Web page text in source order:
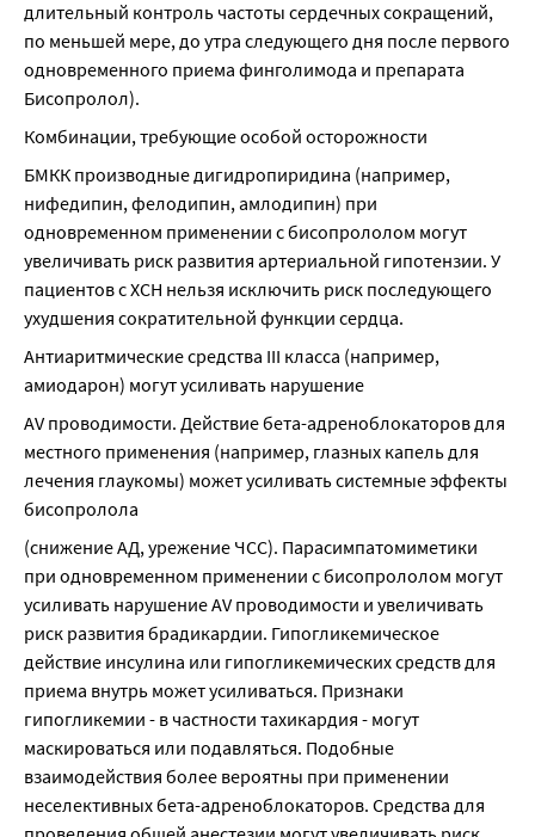
длительный контроль частоты сердечных сокращений,
по меньшей мере, до утра следующего дня после первого
одновременного приема финголимода и препарата
Бисопролол).
Комбинации, требующие особой осторожности
БМКК производные дигидропиридина (например,
нифедипин, фелодипин, амлодипин) при
одновременном применении с бисопрололом могут
увеличивать риск развития артериальной гипотензии. У
пациентов с ХСН нельзя исключить риск последующего
ухудшения сократительной функции сердца.
Антиаритмические средства III класса (например,
амиодарон) могут усиливать нарушение
AV проводимости. Действие бета-адреноблокаторов для
местного применения (например, глазных капель для
лечения глаукомы) может усиливать системные эффекты
бисопролола
(снижение АД, урежение ЧСС). Парасимпатомиметики
при одновременном применении с бисопрололом могут
усиливать нарушение AV проводимости и увеличивать
риск развития брадикардии. Гипогликемическое
действие инсулина или гипогликемических средств для
приема внутрь может усиливаться. Признаки
гипогликемии - в частности тахикардия - могут
маскироваться или подавляться. Подобные
взаимодействия более вероятны при применении
неселективных бета-адреноблокаторов. Средства для